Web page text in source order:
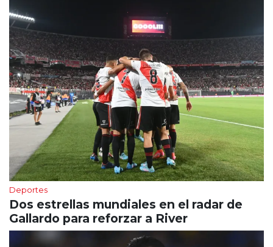
Deportes
Dos estrellas mundiales en el radar de
Gallardo para reforzar a River